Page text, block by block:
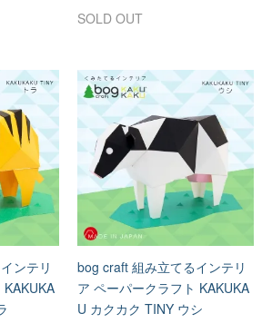
SOLD OUT
ンテリ
bog craft 組み立てるインテリ
ア ペーパークラフト KAKUKA
U カクカク TINY ウシ